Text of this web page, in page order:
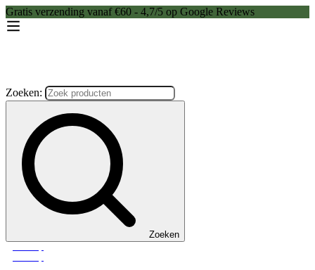
Gratis verzending vanaf €60 - 4,7/5 op Google Reviews
Zoeken:
Zoeken